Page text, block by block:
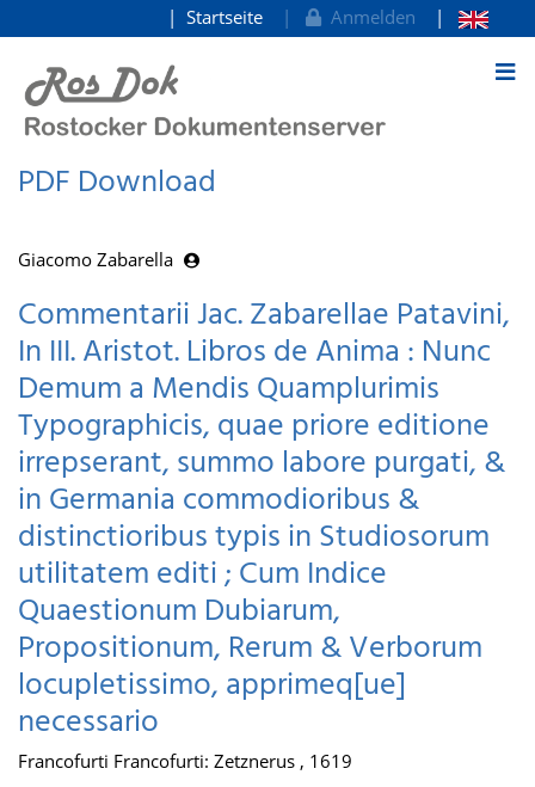
zum Inhalt
Startseite Anmelden
PDF Download
Giacomo Zabarella
Commentarii Jac. Zabarellae Patavini,
In III. Aristot. Libros de Anima : Nunc
Demum a Mendis Quamplurimis
Typographicis, quae priore editione
irrepserant, summo labore purgati, &
in Germania commodioribus &
distinctioribus typis in Studiosorum
utilitatem editi ; Cum Indice
Quaestionum Dubiarum,
Propositionum, Rerum & Verborum
locupletissimo, apprimeq[ue]
necessario
Francofurti Francofurti: Zetznerus , 1619